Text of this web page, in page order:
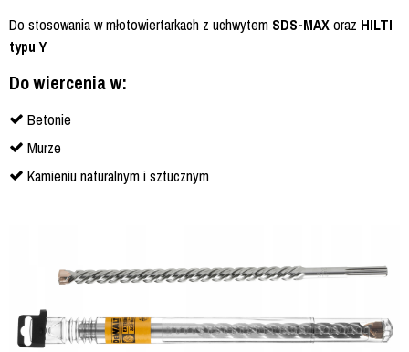
Do stosowania w młotowiertarkach z uchwytem SDS-MAXoraz HILTI
typu Y
Do wiercenia w:
Betonie
Murze
Kamieniu naturalnym i sztucznym